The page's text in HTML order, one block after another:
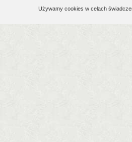
Używamy cookies w celach